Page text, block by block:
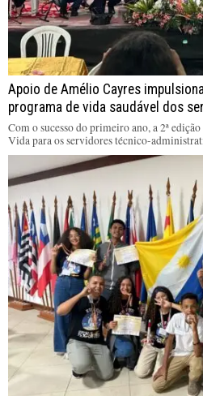
Apoio de Amélio Cayres
programa de vida saudável dos
Com o sucesso do primeiro ano, a 2ª
Vida para os servidores técnico-